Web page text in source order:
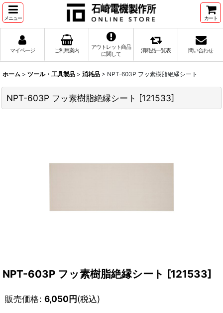
メニュー カート
マイページ ご利用案内
アウトレット商品
に関して
消耗品一覧表 問い合わせ
ホーム > ツール・工具製品 > 消耗品 > NPT-603P フッ素樹脂絶縁シート
NPT-603P フッ素樹脂絶縁シート [121533]
NPT-603P フッ素樹脂絶縁シート [121533]
販売価格: 6,050円(税込)